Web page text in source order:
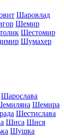
Шаровлад
Шемир
Шестомир
Шумахер
Шарослава
Шемира
Шестислава
Шиса Шися
Шушка